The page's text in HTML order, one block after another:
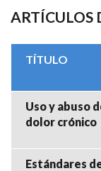
ARTÍCULOS
TÍTULO
Uso y abuso
dolor crónico
Estándares